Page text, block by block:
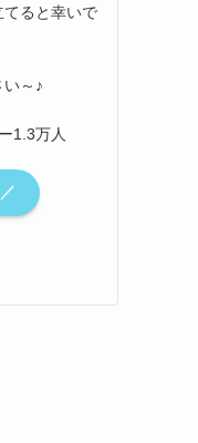
てると幸いで
～♪
1.3万人